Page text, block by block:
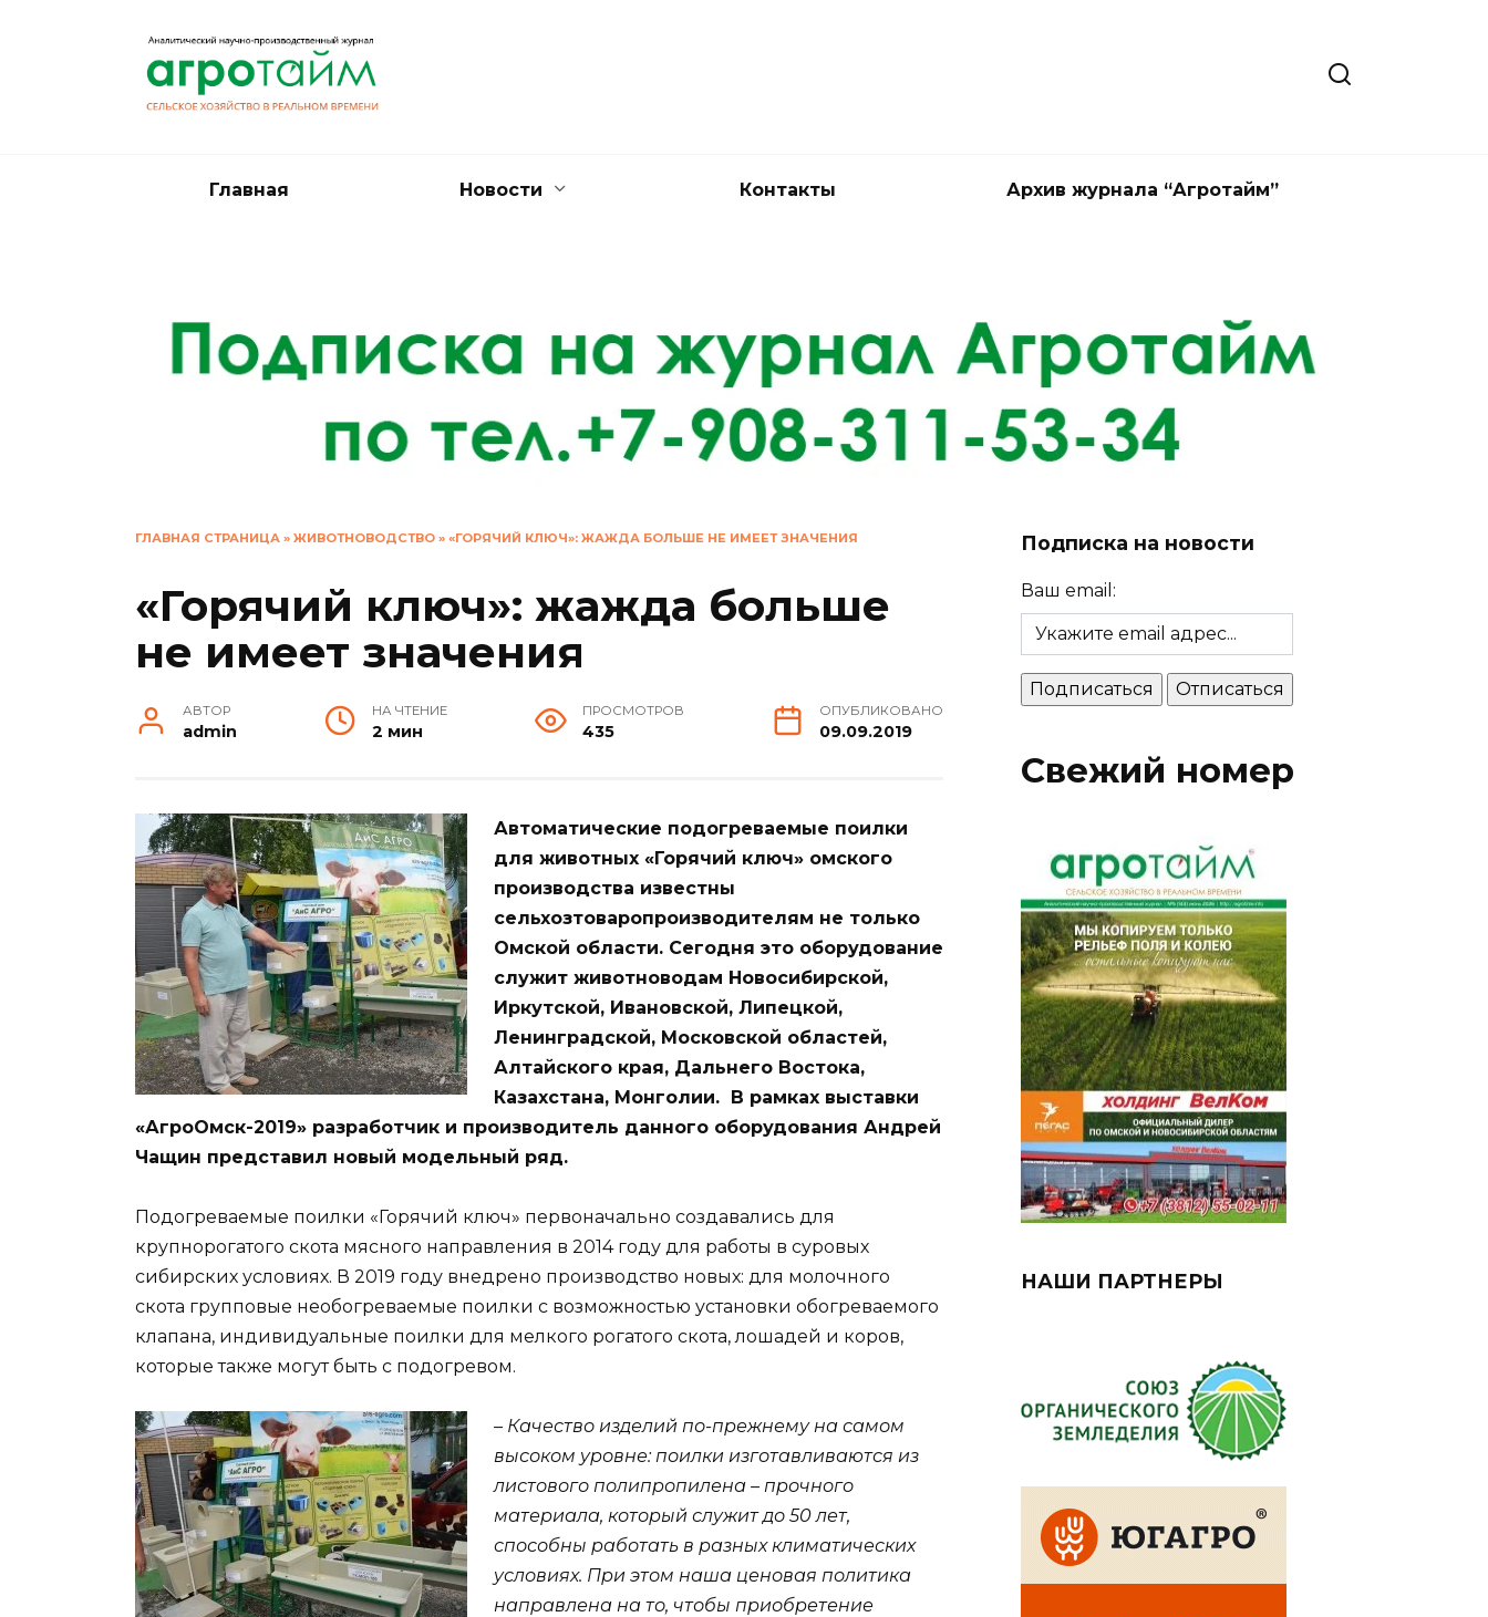
Главная Новости Контакты Архив журнала “Агротайм”
ГЛАВНАЯ СТРАНИЦА » ЖИВОТНОВОДСТВО » «ГОРЯЧИЙ КЛЮЧ»: ЖАЖДА БОЛЬШЕ НЕ ИМЕЕТ ЗНАЧЕНИЯ
«Горячий ключ»: жажда больше
не имеет значения
АВТОР
admin
НА ЧТЕНИЕ
2 мин
ПРОСМОТРОВ
435
ОПУБЛИКОВАНО
09.09.2019
Автоматические подогреваемые поилки
для животных «Горячий ключ» омского
производства известны
сельхозтоваропроизводителям не только
Омской области. Сегодня это оборудование
служит животноводам Новосибирской,
Иркутской, Ивановской, Липецкой,
Ленинградской, Московской областей,
Алтайского края, Дальнего Востока,
Казахстана, Монголии. В рамках выставки
«АгроОмск-2019» разработчик и производитель данного оборудования Андрей
Чащин представил новый модельный ряд.
Подогреваемые поилки «Горячий ключ» первоначально создавались для
крупнорогатого скота мясного направления в 2014 году для работы в суровых
сибирских условиях. В 2019 году внедрено производство новых: для молочного
скота групповые необогреваемые поилки с возможностью установки обогреваемого
клапана, индивидуальные поилки для мелкого рогатого скота, лошадей и коров,
которые также могут быть с подогревом.
– Качество изделий по-прежнему на самом
высоком уровне: поилки изготавливаются из
листового полипропилена – прочного
материала, который служит до 50 лет,
способны работать в разных климатических
условиях. При этом наша ценовая политика
направлена на то, чтобы приобретение
Подписка на новости
Ваш email:
Свежий номер
НАШИ ПАРТНЕРЫ